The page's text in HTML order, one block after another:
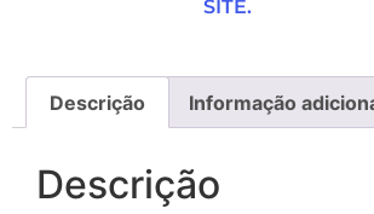
SITE.
Descrição Informação
Descrição